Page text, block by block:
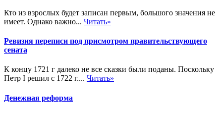
Кто из взрослых будет записан первым, большого значения не
имеет. Однако важно... Читать»
Ревизия переписи под присмотром правительствующего
сената
К концу 1721 г далеко не все сказки были поданы. Поскольку
Петр I решил с 1722 г.... Читать»
Денежная реформа